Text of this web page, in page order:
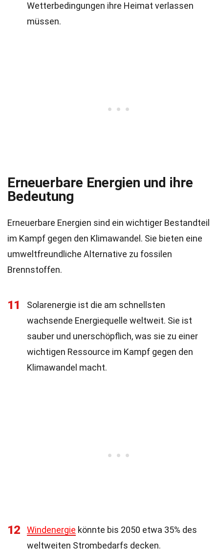
Wetterbedingungen ihre Heimat verlassen
müssen.
Erneuerbare Energien und ihre
Bedeutung
Erneuerbare Energien sind ein wichtiger Bestandteil
im Kampf gegen den Klimawandel. Sie bieten eine
umweltfreundliche Alternative zu fossilen
Brennstoffen.
11
Solarenergie ist die am schnellsten
wachsende Energiequelle weltweit. Sie ist
sauber und unerschöpflich, was sie zu einer
wichtigen Ressource im Kampf gegen den
Klimawandel macht.
12 Windenergie könnte bis 2050 etwa 35% des
weltweiten Strombedarfs decken.